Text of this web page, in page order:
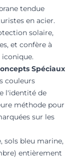
tendue
en acier.
solaire,
et confère à
Spéciaux
couleurs
l'identité de
méthode pour
sur les
sols bleu marine,
entièrement